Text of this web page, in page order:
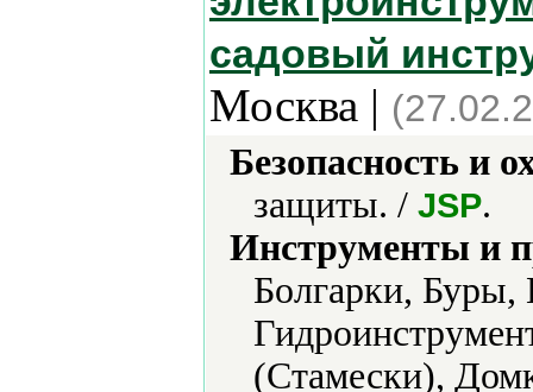
садовый
Москва |
Безопасность и
защиты. / JSP.
Инструменты и
Болгарки, Буры,
(Стамески),